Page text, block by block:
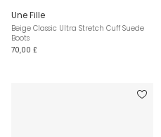
Une Fille
Beige Classic Ultra Stretch Cuff Suede
Boots
70,00 £